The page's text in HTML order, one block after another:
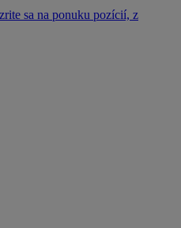
sa na ponuku pozícií, z